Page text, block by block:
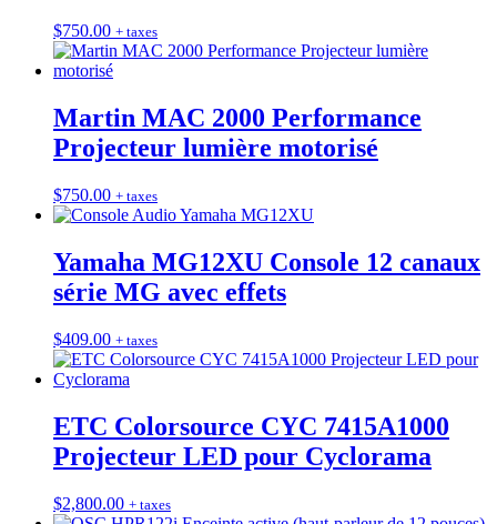
$750.00 + taxes
Martin MAC 2000 Performance
Projecteur lumière motorisé
$750.00 + taxes
Yamaha MG12XU Console 12 canaux
série MG avec effets
$409.00 + taxes
ETC Colorsource CYC 7415A1000
Projecteur LED pour Cyclorama
$2,800.00 + taxes